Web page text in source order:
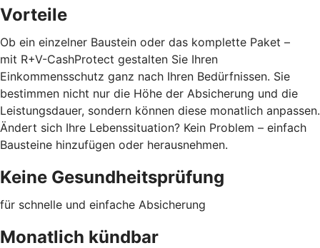
Vorteile
Ob ein einzelner Baustein oder das komplette Paket –
mit R+V-CashProtect gestalten Sie Ihren
Einkommensschutz ganz nach Ihren Bedürfnissen. Sie
bestimmen nicht nur die Höhe der Absicherung und die
Leistungsdauer, sondern können diese monatlich anpassen.
Ändert sich Ihre Lebenssituation? Kein Problem – einfach
Bausteine hinzufügen oder herausnehmen.
Keine Gesundheitsprüfung
für schnelle und einfache Absicherung
Monatlich kündbar